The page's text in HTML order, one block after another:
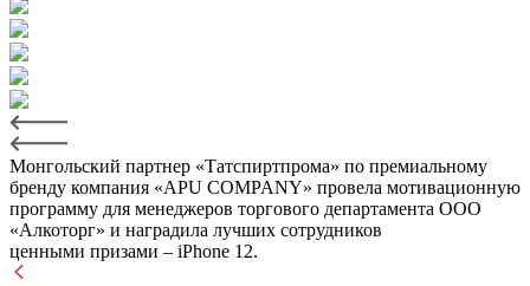
Монгольский партнер «Татспиртпрома» по премиальному
бренду компания «APU COMPANY» провела мотивационную
программу для менеджеров торгового департамента ООО
«Алкоторг» и наградила лучших сотрудников
ценными призами – iPhone 12.